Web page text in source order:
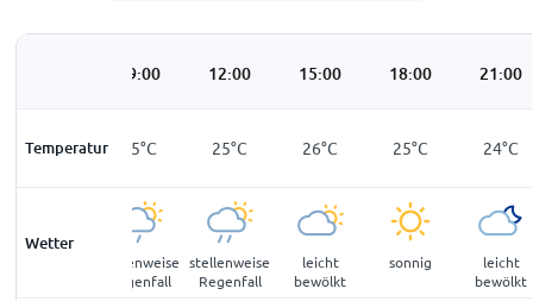
09:00 12:00 15:00 18:00 21:00
Temperatur
24°C 25°C 25°C 26°C 25°C 24°C
Wetter
stellenweise
Regenfall
stellenweise
Regenfall
leicht
bewölkt
sonnig
leicht
bewölkt